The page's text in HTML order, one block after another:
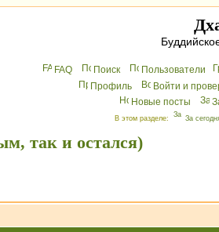
FAQ Поиск Пользователи
Профиль
Войти и
Новые посты
В этом разделе: За
так и остался)